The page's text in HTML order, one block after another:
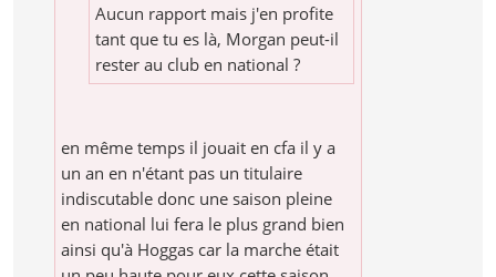
Aucun rapport mais j'en profite
tant que tu es là, Morgan peut-il
rester au club en national ?
en même temps il jouait en cfa il y a
un an en n'étant pas un titulaire
indiscutable donc une saison pleine
en national lui fera le plus grand bien
ainsi qu'à Hoggas car la marche était